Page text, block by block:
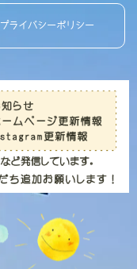
プライバシーポリシー